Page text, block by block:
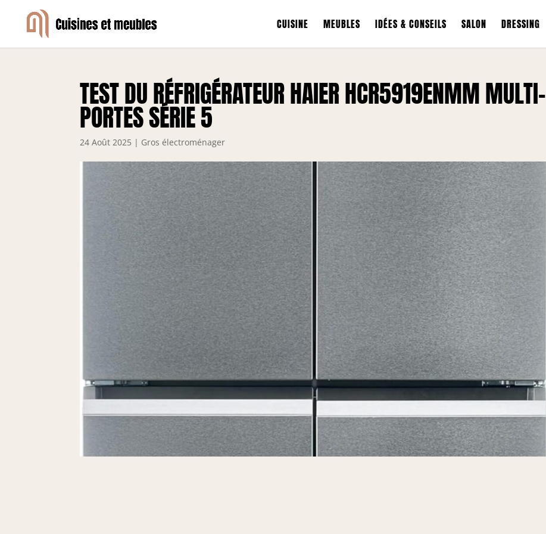
CUISINE MEUBLES IDÉES & CONSEILS SALON DRESSING
TEST DU RÉFRIGÉRATEUR HAIER HCR5919ENMM MULTI-
PORTES SÉRIE 5
24 Août 2025 | Gros électroménager